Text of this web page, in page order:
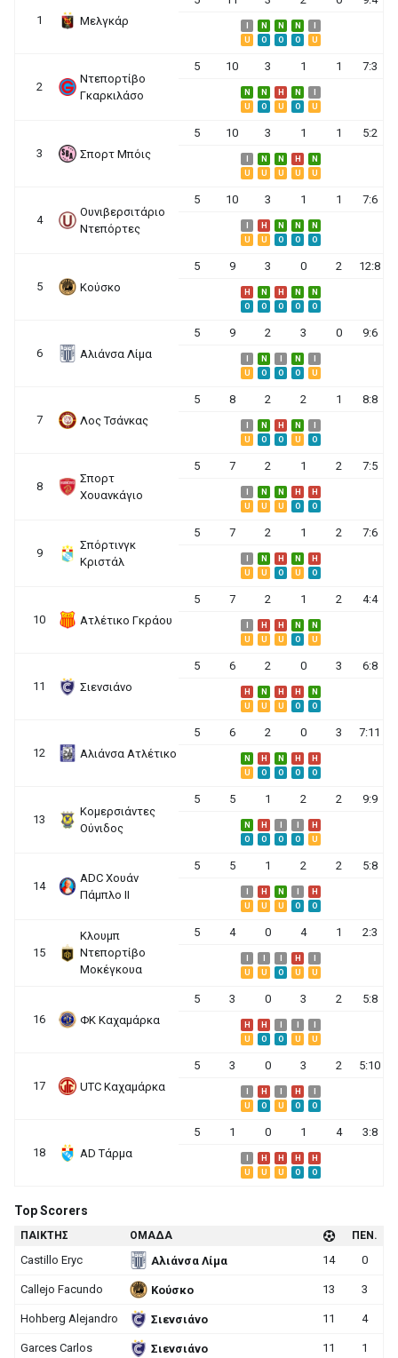
1 Μελγκάρ N N N
U
O O O U
2
Ντεπορτίβο
Γκαρκιλάσο
5 10 3 1 1 7:3
N N H N
U
O U O U
3 Σπορτ Μπόις
5 10 3 1 1 5:2
N N H
N
U
U U U U
4
Ουνιβερσιτάριο
Ντεπόρτες
5 10 3 1 1 7:6
H N N
N
U
U O O O
5 Κούσκο
5 9 3 0 2 12:8
H N H N
N
O
O O O O
6 Αλιάνσα Λίμα
5 9 2 3 0 9:6
N N
U
O O O U
7 Λος Τσάνκας
5 8 2 2 1 8:8
N H N
U
O O U O
8
Σπορτ
Χουανκάγιο
5 7 2 1 2 7:5
N N H
H
U
U U O O
9
Σπόρτινγκ
Κριστάλ
5 7 2 1 2 7:6
N H N
H
U
U O U O
10 Ατλέτικο Γκράου
5 7 2 1 2 4:4
H H N
N
U
U U O U
11 Σιενσιάνο
5 6 2 0 3 6:8
H N H H
N
U
U U O O
12 Αλιάνσα Ατλέτικο
5 6 2 0 3 7:11
N H N H
H
U
O O O O
13
Κομερσιάντες
Ούνιδος
5 5 1 2 2 9:9
N H
H
O
O O O U
14
ADC Χουάν
Πάμπλο ΙΙ
5 5 1 2 2 5:8
H N
H
U
U U O O
15
Κλουμπ
Ντεπορτίβο
Μοκέγκουα
5 4 0 4 1 2:3
H
U
U O U U
16 ΦΚ Καχαμάρκα
5 3 0 3 2 5:8
H H
U
O O U U
17 UΤC Καχαμάρκα
5 3 0 3 2 5:10
H H
U
O U O O
18 AD Τάρμα
5 1 0 1 4 3:8
H H H
H
U
U U O O
Top Scorers
ΠΑΙΚΤΗΣ ΟΜΑΔΑ ΠΕΝ.
Castillo Eryc Αλιάνσα Λίμα 14 0
Callejo Facundo Κούσκο 13 3
Hohberg Alejandro Σιενσιάνο 11 4
Garces Carlos Σιενσιάνο 11 1